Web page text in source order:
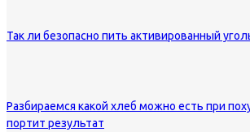
Так ли безопасно пить активированный
Разбираемся какой хлеб можно есть при
портит результат